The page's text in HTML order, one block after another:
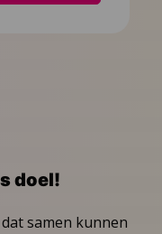
doel!
samen kunnen